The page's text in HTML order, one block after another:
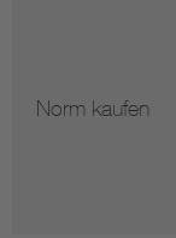
Norm kaufen